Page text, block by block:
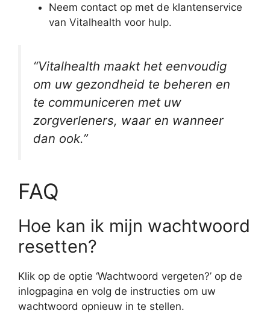
Neem contact op met de klantenservice
van Vitalhealth voor hulp.
“Vitalhealth maakt het eenvoudig
om uw gezondheid te beheren en
te communiceren met uw
zorgverleners, waar en wanneer
dan ook.”
FAQ
Hoe kan ik mijn wachtwoord
resetten?
Klik op de optie ‘Wachtwoord vergeten?’ op de
inlogpagina en volg de instructies om uw
wachtwoord opnieuw in te stellen.